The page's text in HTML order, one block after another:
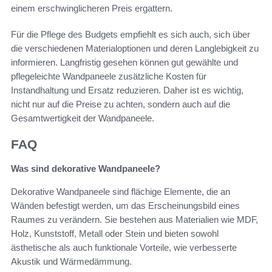
einem erschwinglicheren Preis ergattern.
Für die Pflege des Budgets empfiehlt es sich auch, sich über
die verschiedenen Materialoptionen und deren Langlebigkeit zu
informieren. Langfristig gesehen können gut gewählte und
pflegeleichte Wandpaneele zusätzliche Kosten für
Instandhaltung und Ersatz reduzieren. Daher ist es wichtig,
nicht nur auf die Preise zu achten, sondern auch auf die
Gesamtwertigkeit der Wandpaneele.
FAQ
Was sind dekorative Wandpaneele?
Dekorative Wandpaneele sind flächige Elemente, die an
Wänden befestigt werden, um das Erscheinungsbild eines
Raumes zu verändern. Sie bestehen aus Materialien wie MDF,
Holz, Kunststoff, Metall oder Stein und bieten sowohl
ästhetische als auch funktionale Vorteile, wie verbesserte
Akustik und Wärmedämmung.